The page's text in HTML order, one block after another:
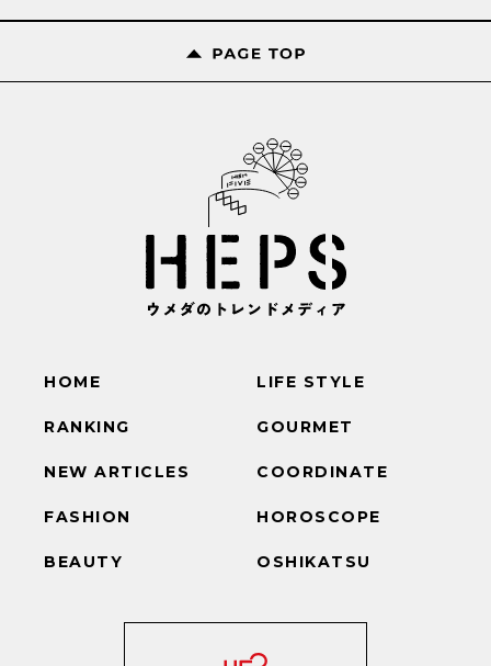
HOME
RANKING
NEW ARTICLES
FASHION
BEAUTY
LIFE STYLE
GOURMET
COORDINATE
HOROSCOPE
OSHIKATSU